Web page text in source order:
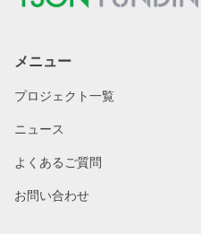
メニュー
プロジェクト一覧
ニュース
よくあるご質問
お問い合わせ